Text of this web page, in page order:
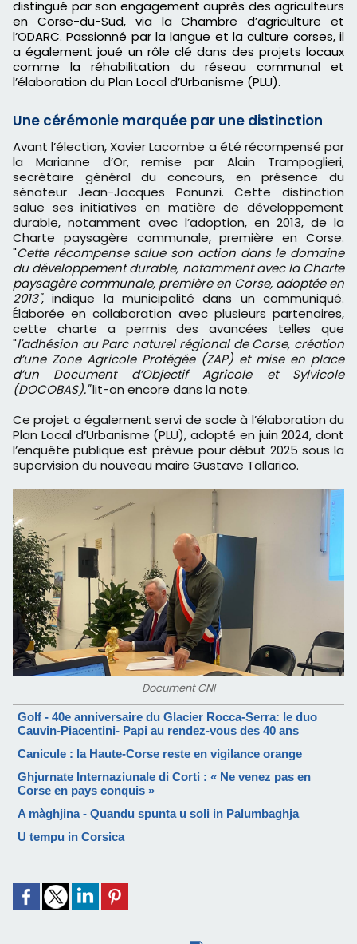
distingué par son engagement auprès des agriculteurs
en Corse-du-Sud, via la Chambre d’agriculture et
l’ODARC. Passionné par la langue et la culture corses, il
a également joué un rôle clé dans des projets locaux
comme la réhabilitation du réseau communal et
l’élaboration du Plan Local d’Urbanisme (PLU).
Une cérémonie marquée par une distinction
Avant l’élection, Xavier Lacombe a été récompensé par
la Marianne d’Or, remise par Alain Trampoglieri,
secrétaire général du concours, en présence du
sénateur Jean-Jacques Panunzi. Cette distinction
salue ses initiatives en matière de développement
durable, notamment avec l’adoption, en 2013, de la
Charte paysagère communale, première en Corse.
"Cette récompense salue son action dans le domaine
du développement durable, notamment avec la Charte
paysagère communale, première en Corse, adoptée en
2013", indique la municipalité dans un communiqué.
Élaborée en collaboration avec plusieurs partenaires,
cette charte a permis des avancées telles que
"l'adhésion au Parc naturel régional de Corse, création
d’une Zone Agricole Protégée (ZAP) et mise en place
d’un Document d’Objectif Agricole et Sylvicole
(DOCOBAS)."lit-on encore dans la note.
Ce projet a également servi de socle à l’élaboration du
Plan Local d’Urbanisme (PLU), adopté en juin 2024, dont
l’enquête publique est prévue pour début 2025 sous la
supervision du nouveau maire Gustave Tallarico.
Document CNI
Golf - 40e anniversaire du Glacier Rocca-Serra: le duo
Cauvin-Piacentini- Papi au rendez-vous des 40 ans
Canicule : la Haute-Corse reste en vigilance orange
Ghjurnate Internaziunale di Corti : « Ne venez pas en
Corse en pays conquis »
A màghjina - Quandu spunta u soli in Palumbaghja
U tempu in Corsica